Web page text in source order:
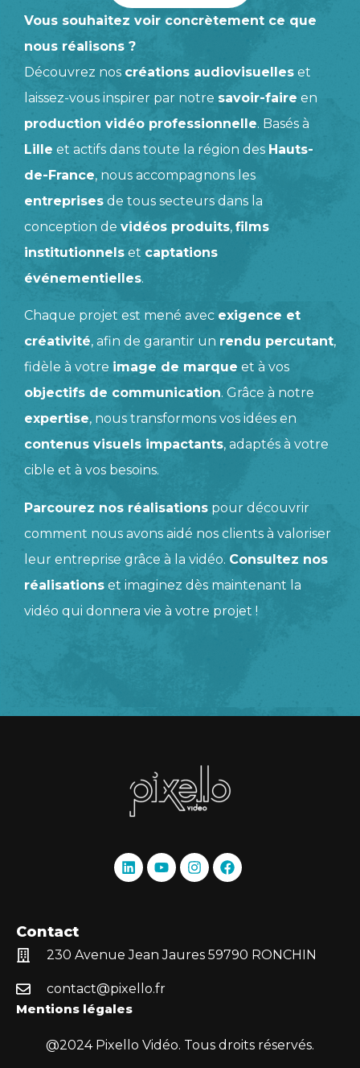
Vous souhaitez voir concrètement ce que
nous réalisons ?
Découvrez nos créations audiovisuelles et
laissez-vous inspirer par notre savoir-faire en
production vidéo professionnelle. Basés à
Lille et actifs dans toute la région des Hauts-
de-France, nous accompagnons les
entreprises de tous secteurs dans la
conception de vidéos produits, films
institutionnels et captations
événementielles.
Chaque projet est mené avec exigence et
créativité, afin de garantir un rendu percutant,
fidèle à votre image de marque et à vos
objectifs de communication. Grâce à notre
expertise, nous transformons vos idées en
contenus visuels impactants, adaptés à votre
cible et à vos besoins.
Parcourez nos réalisations pour découvrir
comment nous avons aidé nos clients à valoriser
leur entreprise grâce à la vidéo. Consultez nos
réalisations et imaginez dès maintenant la
vidéo qui donnera vie à votre projet !
Contact
230 Avenue Jean Jaures 59790 RONCHIN
contact@pixello.fr
Mentions légales
@2024 Pixello Vidéo. Tous droits réservés.